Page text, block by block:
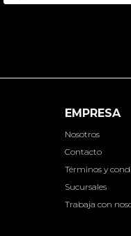
EMPRESA
Nosotros
Contacto
Términos y
Sucursales
Trabaja con